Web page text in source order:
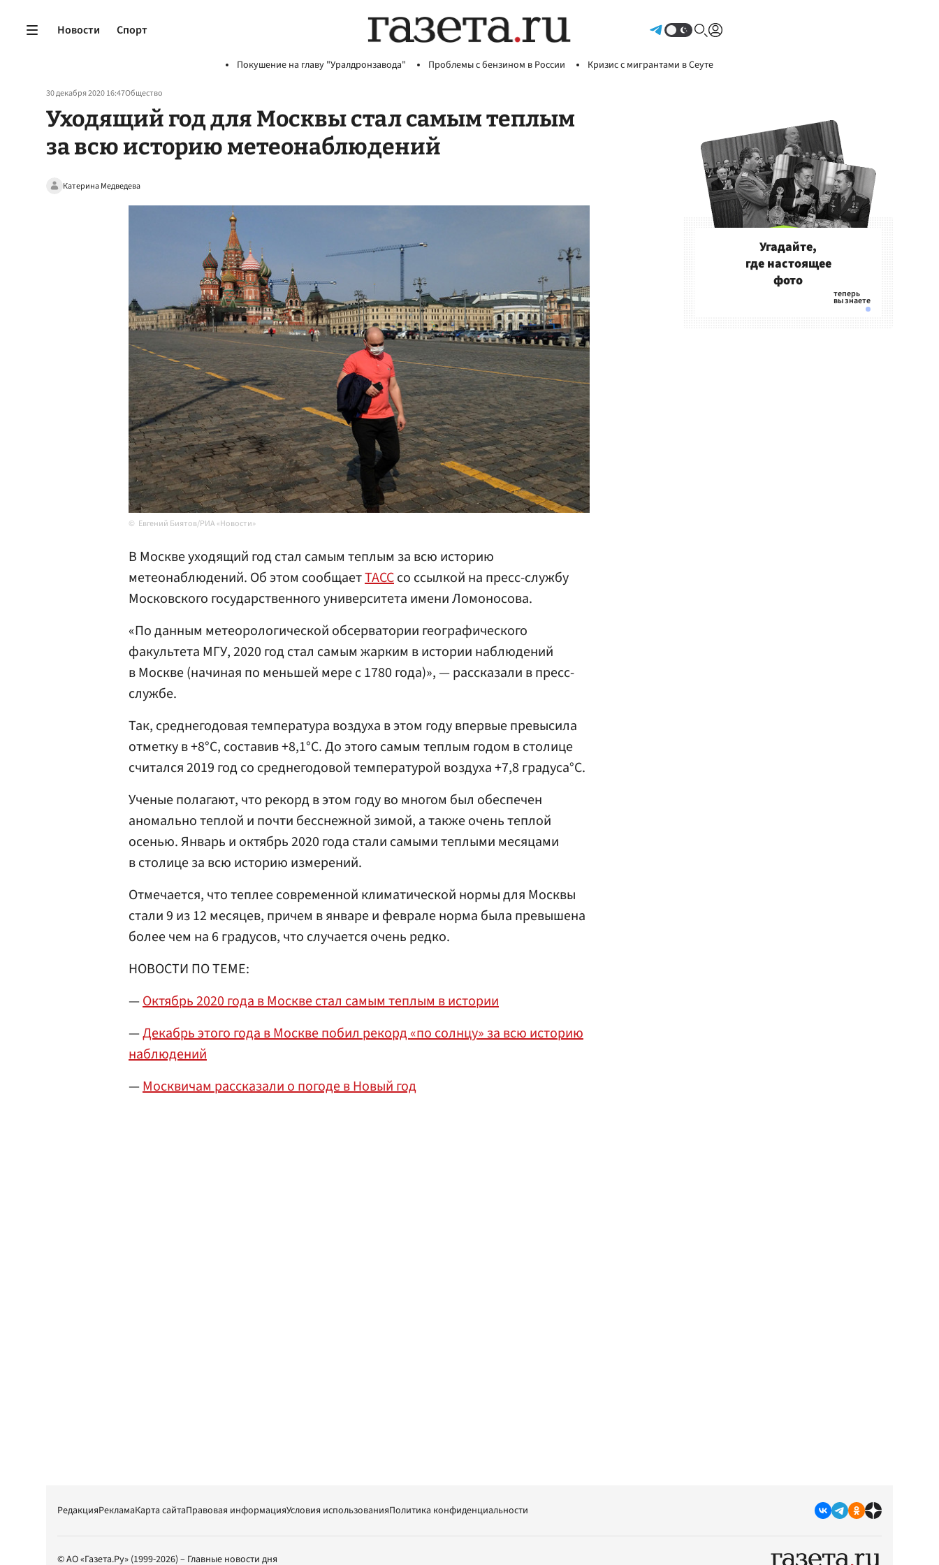
Новости Спорт
Покушение на главу "Уралдронзавода" Проблемы с бензином в России Кризис с мигрантами в Сеуте
30 декабря 2020 16:47Общество
Уходящий год для Москвы стал самым теплым
за всю историю метеонаблюдений
Катерина Медведева
Евгений Биятов/РИА «Новости»
В Москве уходящий год стал самым теплым за всю историю
метеонаблюдений. Об этом сообщаетТАССсо ссылкой на пресс-службу
Московского государственного университета имени Ломоносова.
«По данным метеорологической обсерватории географического
факультета МГУ, 2020 год стал самым жарким в истории наблюдений
в Москве (начиная по меньшей мере с 1780 года)», — рассказали в пресс-
службе.
Так, среднегодовая температура воздуха в этом году впервые превысила
отметку в +8°C, составив +8,1°C. До этого самым теплым годом в столице
считался 2019 год со среднегодовой температурой воздуха +7,8 градуса°C.
Ученые полагают, что рекорд в этом году во многом был обеспечен
аномально теплой и почти бесснежной зимой, а также очень теплой
осенью. Январь и октябрь 2020 года стали самыми теплыми месяцами
в столице за всю историю измерений.
Отмечается, что теплее современной климатической нормы для Москвы
стали 9 из 12 месяцев, причем в январе и феврале норма была превышена
более чем на 6 градусов, что случается очень редко.
НОВОСТИ ПО ТЕМЕ:
—Октябрь 2020 года в Москве стал самым теплым в истории
—Декабрь этого года в Москве побил рекорд «по солнцу» за всю историю
наблюдений
—Москвичам рассказали о погоде в Новый год
Угадайте,
где настоящее
фото
РедакцияРекламаКарта сайтаПравовая информацияУсловия использованияПолитика конфиденциальности
© АО «Газета.Ру» (1999-2026) – Главные новости дня